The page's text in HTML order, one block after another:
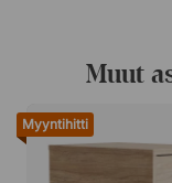
Muut
Myyntihitti